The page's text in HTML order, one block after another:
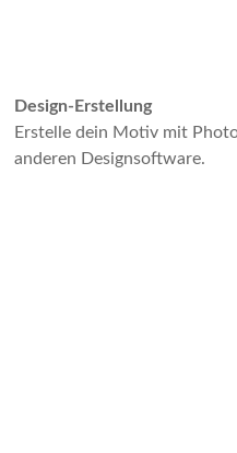
Design-Erstellung
Erstelle dein Motiv mit
anderen Designsoftware.